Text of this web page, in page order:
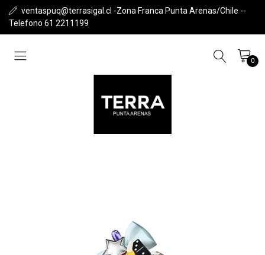
ventaspuq@terrasigal.cl -Zona Franca Punta Arenas/Chile --
Telefono 61 2211199
0